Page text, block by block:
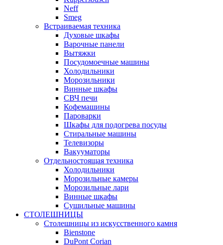
Neff
Smeg
Встраиваемая техника
Духовые шкафы
Варочные панели
Вытяжки
Посудомоечные машины
Холодильники
Морозильники
Винные шкафы
СВЧ печи
Кофемашины
Пароварки
Шкафы для подогрева посуды
Стиральные машины
Телевизоры
Вакууматоры
Отдельностоящая техника
Холодильники
Морозильные камеры
Морозильные лари
Винные шкафы
Сушильные машины
СТОЛЕШНИЦЫ
Столешницы из искусственного камня
Bienstone
DuPont Corian